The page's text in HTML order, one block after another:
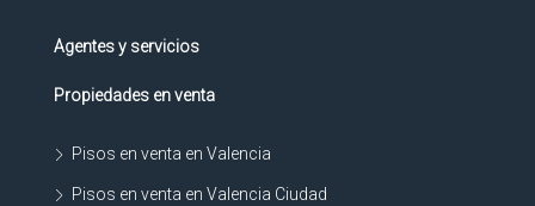
Agentes y servicios
Propiedades en venta
Pisos en venta en Valencia
Pisos en venta en Valencia Ciudad